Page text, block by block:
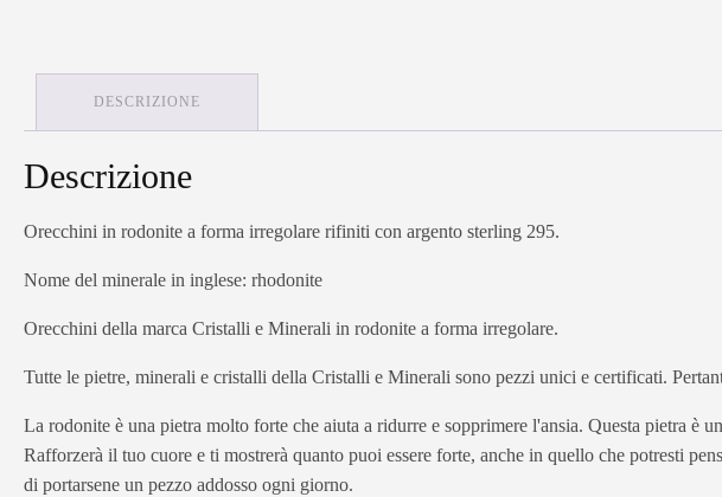
DESCRIZIONE
Descrizione
Orecchini in rodonite a forma irregolare rifiniti con argento sterling 295.
Nome del minerale in inglese: rhodonite
Orecchini della marca Cristalli e Minerali in rodonite a forma irregolare.
Tutte le pietre, minerali e cristalli della Cristalli e Minerali sono pezzi unici e certificati.
La rodonite è una pietra molto forte che aiuta a ridurre e sopprimere l'ansia. Questa pietra è
Rafforzerà il tuo cuore e ti mostrerà quanto puoi essere forte, anche in quello che potresti
di portarsene un pezzo addosso ogni giorno.